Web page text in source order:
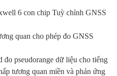
6 con chip Tuỳ chỉnh GNSS
quan cho phép đo GNSS
pseudorange dữ liệu cho tiếng
tương quan miền và phản ứng